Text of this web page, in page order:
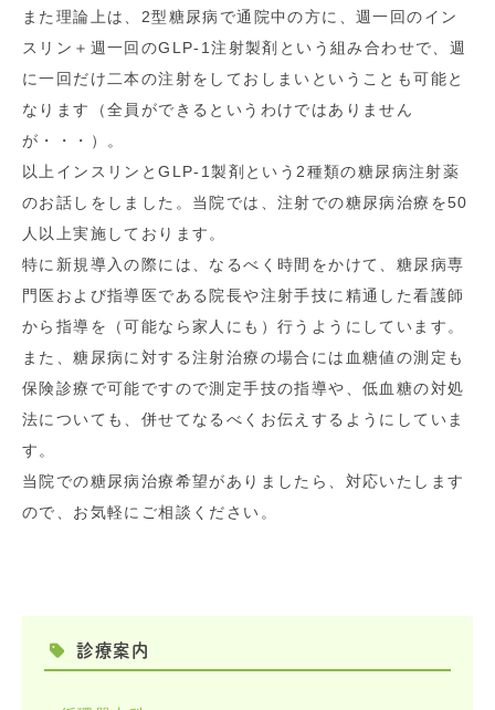
また理論上は、2型糖尿病で通院中の方に、週一回のイン
スリン＋週一回のGLP-1注射製剤という組み合わせで、週
に一回だけ二本の注射をしておしまいということも可能と
なります（全員ができるというわけではありません
が・・・）。
以上インスリンとGLP-1製剤という2種類の糖尿病注射薬
のお話しをしました。当院では、注射での糖尿病治療を50
人以上実施しております。
特に新規導入の際には、なるべく時間をかけて、糖尿病専
門医および指導医である院長や注射手技に精通した看護師
から指導を（可能なら家人にも）行うようにしています。
また、糖尿病に対する注射治療の場合には血糖値の測定も
保険診療で可能ですので測定手技の指導や、低血糖の対処
法についても、併せてなるべくお伝えするようにしていま
す。
当院での糖尿病治療希望がありましたら、対応いたします
ので、お気軽にご相談ください。
診療案内